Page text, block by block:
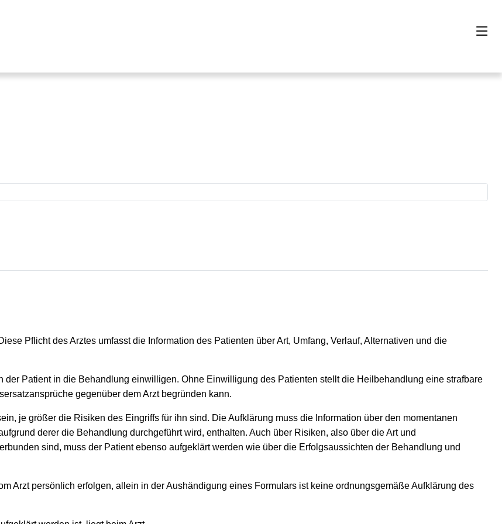
Pflicht des Arztes umfasst die Information des Patienten über Art, Umfang, Verlauf, Alternativen und die
der Patient in die Behandlung einwilligen. Ohne Einwilligung des Patienten stellt die Heilbehandlung eine strafbare
gegenüber dem Arzt begründen kann.
je größer die Risiken des Eingriffs für ihn sind. Die Aufklärung muss die Information über den momentanen
derer die Behandlung durchgeführt wird, enthalten. Auch über Risiken, also über die Art und
sind, muss der Patient ebenso aufgeklärt werden wie über die Erfolgsaussichten der Behandlung und
Arzt persönlich erfolgen, allein in der Aushändigung eines Formulars ist keine ordnungsgemäße Aufklärung des